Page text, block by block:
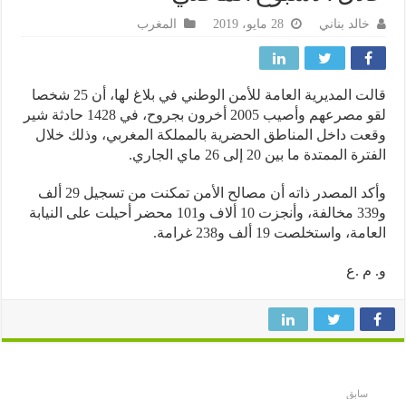
خالد بناني المغرب
قالت المديرية العامة للأمن الوطني في بلاغ لها، أن 25 شخصا
لقو مصرعهم وأصيب 2005 أخرون بجروح، في 1428 حادثة شير
داخل المناطق الحضرية بالمملكة المغربي، وذلك خلال
الممتدة ما بين 20 إلى 26 ماي الجاري.
وأكد المصدر ذاته أن مصالح الأمن تمكنت من تسجيل 29 ألف
و339 مخالفة، وأنجزت 10 ألاف و101 محضر أحيلت على النيابة
واستخلصت 19 ألف و238 غرامة.
.ع